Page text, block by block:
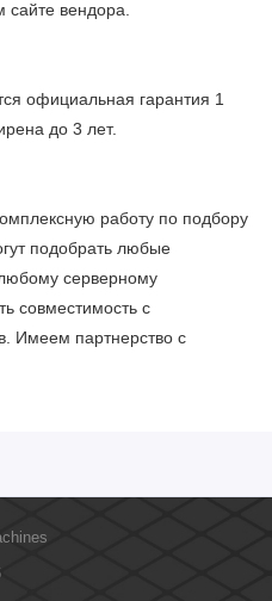
сайте вендора.
официальная гарантия 1
до 3 лет.
работу по подбору
подобрать любые
серверному
совместимость с
Имеем партнерство с
исключить ошибки даже